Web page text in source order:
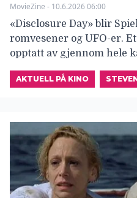
MovieZine - 10.6.2026 06:00
«Disclosure Day» blir
romvesener og UFO-er.
opptatt av gjennom hele
AKTUELL PÅ KINO